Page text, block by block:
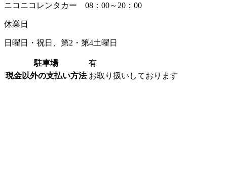
ニコニコレンタカー 08：00～20：00
休業日
日曜日・祝日、第2・第4土曜日
駐車場
有
現金以外の支払い方法 お取り扱いしております